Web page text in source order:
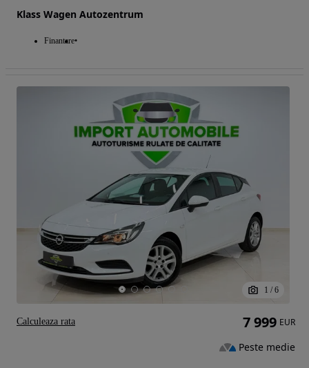
Klass Wagen Autozentrum
Finantare
1 / 6
7 999 EUR
Peste medie
Calculeaza rata